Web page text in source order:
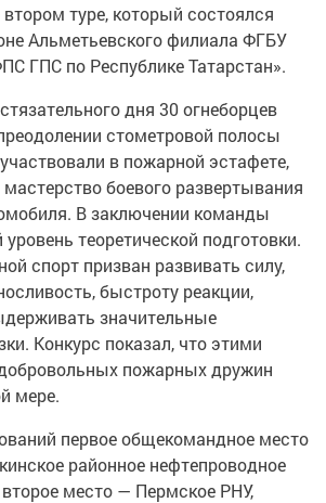
туре, который состоялся
Альметьевского филиала ФГБУ
ГПС по Республике Татарстан».
дня 30 огнеборцев
стометровой полосы
в пожарной эстафете,
боевого развертывания
В заключении команды
теоретической подготовки.
спорт призван развивать силу,
быстроту реакции,
значительные
Конкурс показал, что этими
пожарных дружин
мере.
первое общекомандное место
районное нефтепроводное
место — Пермское РНУ,